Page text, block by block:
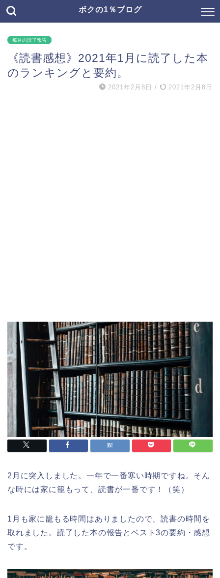
ボクの1％ブログ
毎月の読了報告
《読書感想》2021年1月に読了した本
のランキングと要約。
2021年2月8日 / 2021年2月8日
2月に突入しました。一年で一番寒い時期ですね。そん
な時には家に籠もって、読書が一番です！（笑）
1月も家に籠もる時間はありましたので、読書の時間を
取れました。読了した本の報告とベスト3の要約・感想
です。